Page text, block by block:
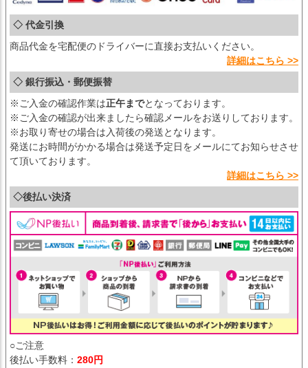
◇ 代金引換
商品代金を宅配便のドライバーに直接お支払いください。
詳細はこちら >>
◇ 銀行振込・郵便振替
※ご入金の確認作業は正午までとなっております。
※ご入金の確認が出来ましたら確認メールをお送りしております。
※お取り寄せの場合は入荷後の発送となります。
発送にお時間がかかる場合は発送予定日をメールにてお知らせさせ
て頂いております。
詳細はこちら >>
◇後払い決済
○ご注意
後払い手数料： 280円